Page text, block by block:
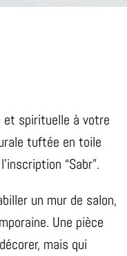
et spirituelle à votre
tuftée en toile
“Sabr”.
un mur de salon,
Une pièce
mais qui